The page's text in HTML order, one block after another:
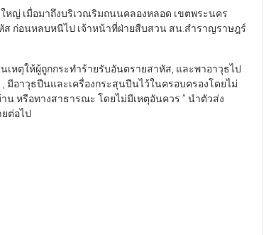
ญ่ เมื่อมาถึงบริเวณริมถนนคลองหลอด เขตพระนคร
ก่อนหลบหนีไป เจ้าหน้าที่ฝ่ายสืบสวน สน.สำราญราษฎร์
เหตุให้ผู้ถูกกระทำร้ายรับอันตรายสาหัส, และพาอาวุธไป
มีอาวุธปืนและเครื่องกระสุนปืนไว้ในครอบครองโดยไม่
หรือทางสาธารณะ โดยไม่มีเหตุอันควร ” นำตัวส่ง
ต่อไป